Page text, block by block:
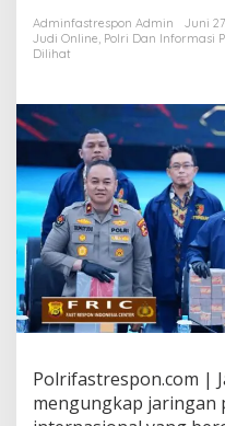
Adminfastrespon Admin
Juni
Judi Online, Polri Dan Informasi
Dilihat
Polrifastrespon.com |
mengungkap jaringan